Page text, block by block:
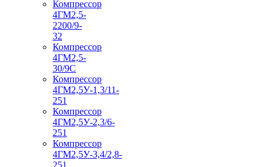
Компрессор
4ГМ2,5-
2200/9-
32
Компрессор
4ГМ2,5-
30/9С
Компрессор
4ГМ2,5У-1,3/11-
251
Компрессор
4ГМ2,5У-2,3/6-
251
Компрессор
4ГМ2,5У-3,4/2,8-